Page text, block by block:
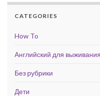
CATEGORIES
How To
Английский для выживания
Без рубрики
Дети